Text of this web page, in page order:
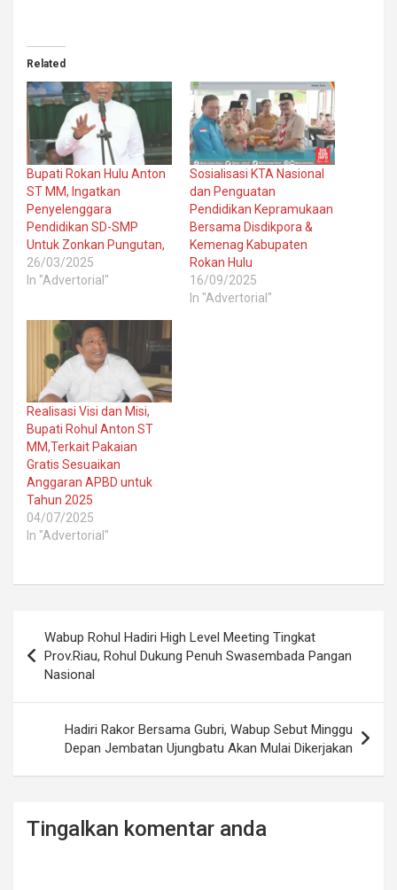
Related
Bupati Rokan Hulu Anton
ST MM, Ingatkan
Penyelenggara
Pendidikan SD-SMP
Untuk Zonkan Pungutan,
26/03/2025
In "Advertorial"
Sosialisasi KTA Nasional
dan Penguatan
Pendidikan Kepramukaan
Bersama Disdikpora &
Kemenag Kabupaten
Rokan Hulu
16/09/2025
In "Advertorial"
Realisasi Visi dan Misi,
Bupati Rohul Anton ST
MM,Terkait Pakaian
Gratis Sesuaikan
Anggaran APBD untuk
Tahun 2025
04/07/2025
In "Advertorial"
navigation
Wabup Rohul Hadiri High Level Meeting Tingkat
Prov.Riau, Rohul Dukung Penuh Swasembada Pangan
Nasional
Hadiri Rakor Bersama Gubri, Wabup Sebut Minggu
Depan Jembatan Ujungbatu Akan Mulai Dikerjakan
Tingalkan komentar anda